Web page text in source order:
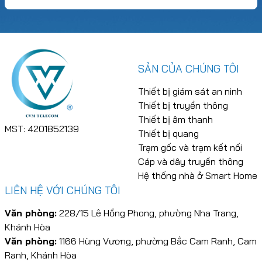
MST: 4201852139
SẢN CỦA CHÚNG TÔI
Thiết bị giám sát an ninh
Thiết bị truyền thông
Thiết bị âm thanh
Thiết bị quang
Trạm gốc và trạm kết nối
Cáp và dây truyền thông
Hệ thống nhà ở Smart Home
LIÊN HỆ VỚI CHÚNG TÔI
Văn phòng: 228/15 Lê Hồng Phong, phường Nha Trang,
Khánh Hòa
Văn phòng: 1166 Hùng Vương, phường Bắc Cam Ranh, Cam
Ranh, Khánh Hòa